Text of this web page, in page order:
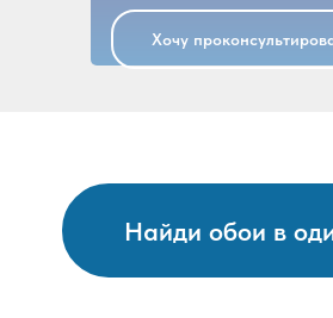
Хочу
Найди обои в